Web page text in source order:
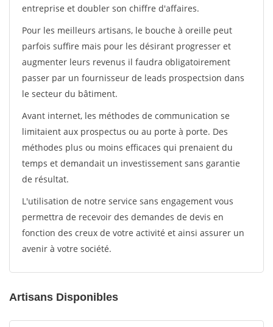
entreprise et doubler son chiffre d'affaires.
Pour les meilleurs artisans, le bouche à oreille peut
parfois suffire mais pour les désirant progresser et
augmenter leurs revenus il faudra obligatoirement
passer par un fournisseur de leads prospectsion dans
le secteur du bâtiment.
Avant internet, les méthodes de communication se
limitaient aux prospectus ou au porte à porte. Des
méthodes plus ou moins efficaces qui prenaient du
temps et demandait un investissement sans garantie
de résultat.
L'utilisation de notre service sans engagement vous
permettra de recevoir des demandes de devis en
fonction des creux de votre activité et ainsi assurer un
avenir à votre société.
Artisans Disponibles